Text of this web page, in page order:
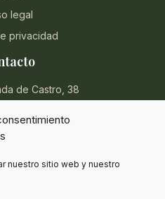
nuestro sitio web y nuestro
legal
privacidad
de Castro, 38
854 715